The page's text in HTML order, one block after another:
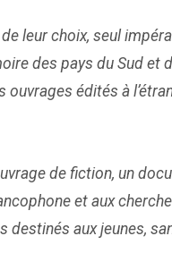
leur choix, seul
des pays du Sud et
édités à
de fiction, un
et aux
aux jeunes,